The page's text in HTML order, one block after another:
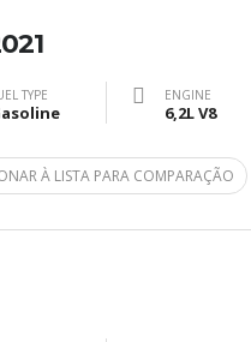
TYPE ENGINE
6,2L V8
À LISTA PARA COMPARAÇÃO